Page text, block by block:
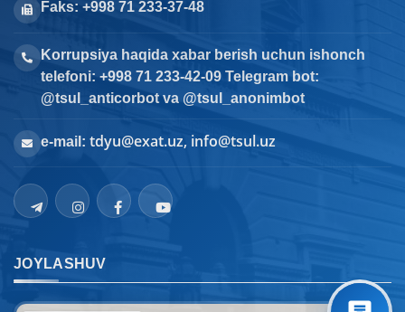
Faks: +998 71 233-37-48
Korrupsiya haqida xabar berish uchun ishonch
telefoni: +998 71 233-42-09 Telegram bot:
@tsul_anticorbot va @tsul_anonimbot
e-mail: tdyu@exat.uz, info@tsul.uz
JOYLASHUV